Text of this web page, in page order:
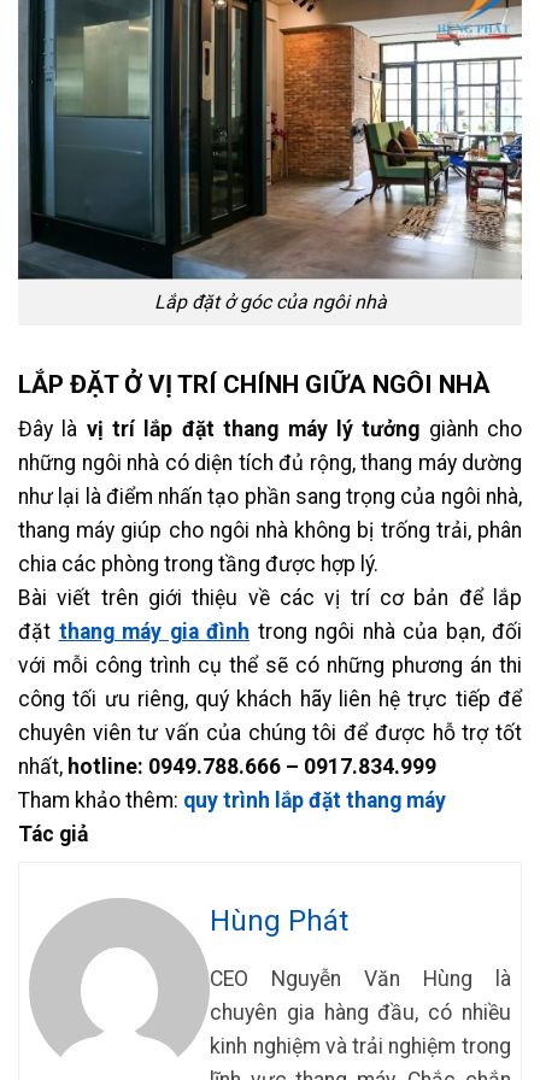
Lắp đặt ở góc của ngôi nhà
LẮP ĐẶT Ở VỊ TRÍ CHÍNH GIỮA NGÔI NHÀ
Đây là vị trí lắp đặt thang máy lý tưởng giành cho
những ngôi nhà có diện tích đủ rộng, thang máy dường
như lại là điểm nhấn tạo phần sang trọng của ngôi nhà,
thang máy giúp cho ngôi nhà không bị trống trải, phân
chia các phòng trong tầng được hợp lý.
Bài viết trên giới thiệu về các vị trí cơ bản để lắp
đặt thang máy gia đình trong ngôi nhà của bạn, đối
với mỗi công trình cụ thể sẽ có những phương án thi
công tối ưu riêng, quý khách hãy liên hệ trực tiếp để
chuyên viên tư vấn của chúng tôi để được hỗ trợ tốt
nhất, hotline: 0949.788.666 – 0917.834.999
Tham khảo thêm: quy trình lắp đặt thang máy
Tác giả
Hùng Phát
CEO Nguyễn Văn Hùng là
chuyên gia hàng đầu, có nhiều
kinh nghiệm và trải nghiệm trong